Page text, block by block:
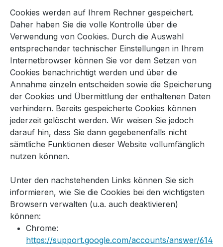
Cookies werden auf Ihrem Rechner gespeichert.
Daher haben Sie die volle Kontrolle über die
Verwendung von Cookies. Durch die Auswahl
entsprechender technischer Einstellungen in Ihrem
Internetbrowser können Sie vor dem Setzen von
Cookies benachrichtigt werden und über die
Annahme einzeln entscheiden sowie die Speicherung
der Cookies und Übermittlung der enthaltenen Daten
verhindern. Bereits gespeicherte Cookies können
jederzeit gelöscht werden. Wir weisen Sie jedoch
darauf hin, dass Sie dann gegebenenfalls nicht
sämtliche Funktionen dieser Website vollumfänglich
nutzen können.
Unter den nachstehenden Links können Sie sich
informieren, wie Sie die Cookies bei den wichtigsten
Browsern verwalten (u.a. auch deaktivieren)
können:
Chrome:
https://support.google.com/accounts/answer/614